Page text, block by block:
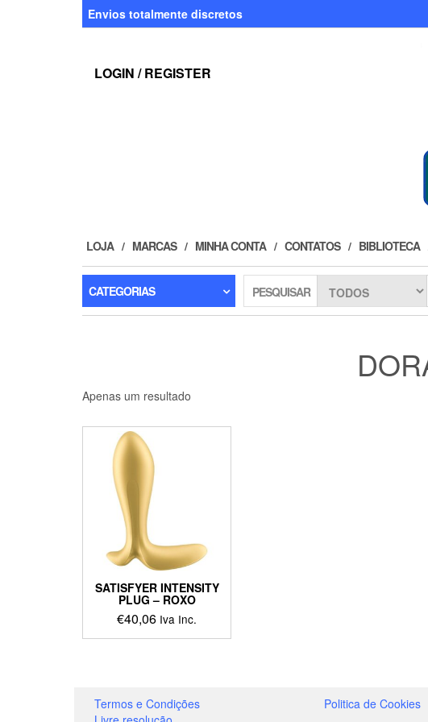
Envios totalmente discretos
LOGIN / REGISTER
LOJA MARCAS MINHA CONTA CONTATOS BIBLIOTECA
CATEGORIAS PESQUISAR
Apenas um resultado
SATISFYER INTENSITY
PLUG – ROXO
€40,06 Iva Inc.
Termos e Condições
Politica de Cookies